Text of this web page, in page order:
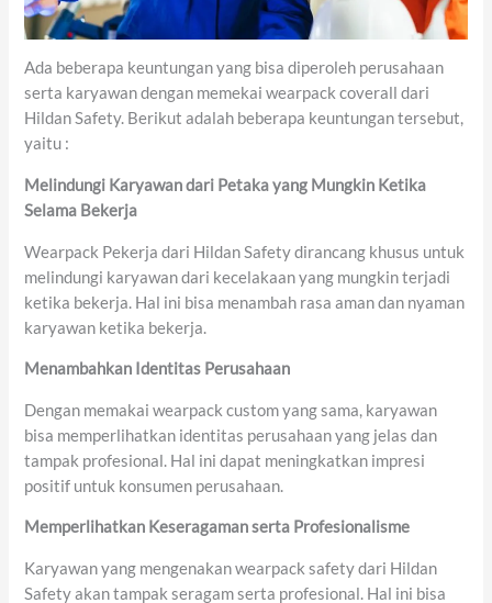
Ada beberapa keuntungan yang bisa diperoleh perusahaan
serta karyawan dengan memekai wearpack coverall dari
Hildan Safety. Berikut adalah beberapa keuntungan tersebut,
yaitu :
Melindungi Karyawan dari Petaka yang Mungkin Ketika
Selama Bekerja
Wearpack Pekerja dari Hildan Safety dirancang khusus untuk
melindungi karyawan dari kecelakaan yang mungkin terjadi
ketika bekerja. Hal ini bisa menambah rasa aman dan nyaman
karyawan ketika bekerja.
Menambahkan Identitas Perusahaan
Dengan memakai wearpack custom yang sama, karyawan
bisa memperlihatkan identitas perusahaan yang jelas dan
tampak profesional. Hal ini dapat meningkatkan impresi
positif untuk konsumen perusahaan.
Memperlihatkan Keseragamanserta Profesionalisme
Karyawan yang mengenakan wearpack safety dari Hildan
Safety akan tampak seragam serta profesional. Hal ini bisa